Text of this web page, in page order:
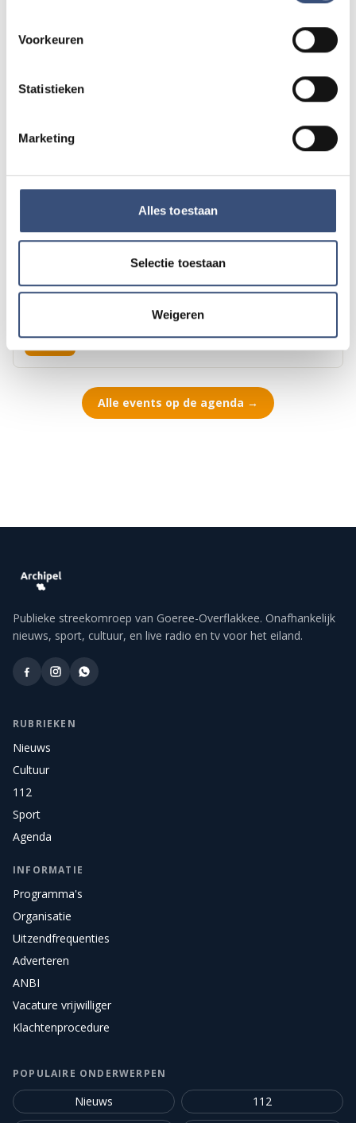
Voorkeuren
Statistieken
Marketing
Alles toestaan
Selectie toestaan
Weigeren
11
12
13
AUG.
Hippie Beach Day markt bij Houten Kaap
AUG.
Dorpskerk Ouddorp
📍Ouddorp🕐19:30
Alle events op de agenda →
Publieke streekomroep van Goeree-Overflakkee. Onafhankelijk
nieuws, sport, cultuur, en live radio en tv voor het eiland.
RUBRIEKEN
Nieuws
Cultuur
112
Sport
Agenda
INFORMATIE
Programma's
Organisatie
Uitzendfrequenties
Adverteren
ANBI
Vacature vrijwilliger
Klachtenprocedure
POPULAIRE ONDERWERPEN
Nieuws
112